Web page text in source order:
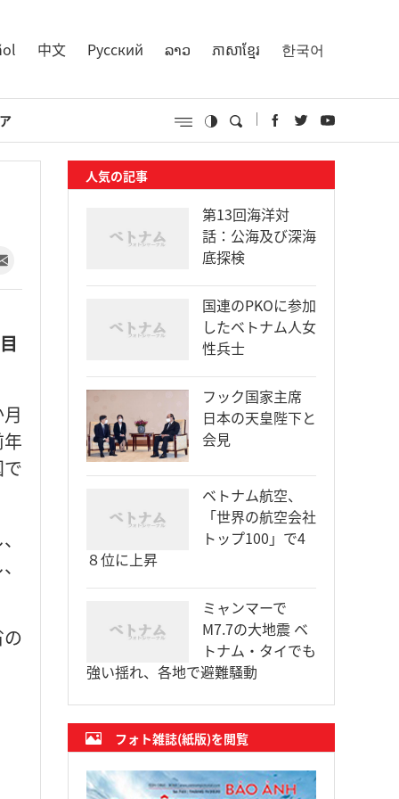
中文 Русский ລາວ ភាសាខ្មែរ 한국어
人気の記事
第13回海洋対
話：公海及び深海
底探検
国連のPKOに参加
したベトナム人女
性兵士
フック国家主席
日本の天皇陛下と
会見
ベトナム航空、
「世界の航空会社
トップ100」で4
８位に上昇
ミャンマーで
M7.7の大地震 ベ
トナム・タイでも
強い揺れ、各地で避難騒動
フォト雑誌(紙版)を閲覧